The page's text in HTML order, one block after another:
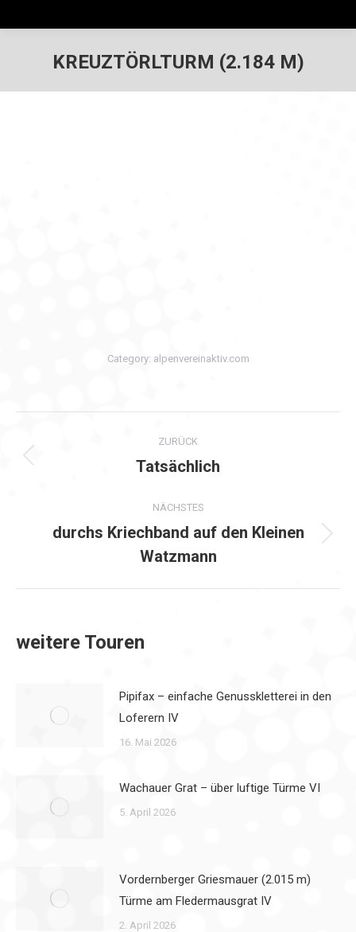
KREUZTÖRLTURM (2.184 M)
Category: alpenvereinaktiv.com
Kommentarnavigation
ZURÜCK
Vorheriger
Tatsächlich
NÄCHSTES
Nächster
Beitrag:
durchs Kriechband auf den Kleinen
Watzmann
weitere Touren
Pipifax – einfache Genusskletterei in den
Loferern IV
16. Mai 2026
Wachauer Grat – über luftige Türme VI
5. April 2026
Vordernberger Griesmauer (2.015 m)
Türme am Fledermausgrat IV
2. April 2026